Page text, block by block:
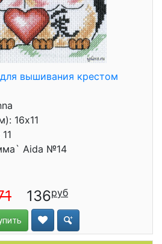
вышивания крестом
16x11
Aida №14
136